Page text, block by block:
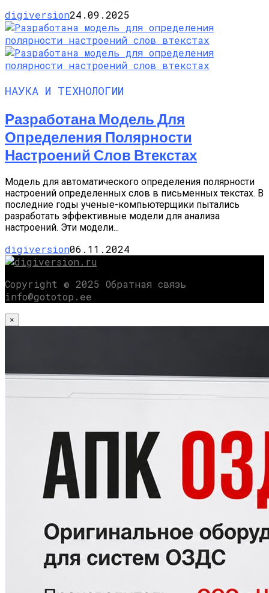
digiversion24.09.2025
НАУКА И ТЕХНОЛОГИИ
Разработана Модель Для
Определения Полярности
Настроений Слов Втекстах
Модель для автоматического определения полярности
настроений определенных слов в письменных текстах. В
последние годы ученые-компьютерщики пытались
разработать эффективные модели для анализа
настроений. Эти модели...
digiversion06.11.2024
Copyright © 2025 Обратная связь
info@gototop.ee
×